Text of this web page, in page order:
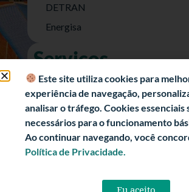
DETRAN
Energisa
Serviços
Nota Fiscal Eletrônica
e-SIC (Acesso a Informação)
Transparência Fiscal
História
Informações Turísticas
Este site utiliza cookies para
experiência de navegação,
analisar o tráfego. Cookies essenciais
necessários para o funcionamento
Ao continuar navegando, você
Política de Privacidade.